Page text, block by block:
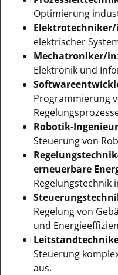
Optimierung
elektrischer
Mechatroniker/in
Elektronik und
Programmierung
Robotik-
Steuerung von
erneuerbare
Regelungstechnik
Regelung von
und
Steuerung
aus.